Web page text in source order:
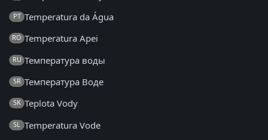
PT Temperatura da Água
RO Temperatura Apei
RU Температура воды
SR Температура Воде
SK Teplota Vody
SL Temperatura Vode